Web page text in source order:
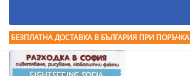
БЕЗПЛАТНА ДОСТАВКА В БЪЛГАРИЯ ПРИ ПОРЪЧКА